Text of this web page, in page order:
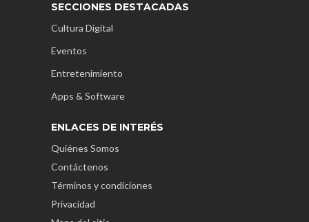
SECCIONES DESTACADAS
Cultura Digital
Eventos
Entretenimiento
Apps & Software
ENLACES DE INTERÉS
Quiénes Somos
Contáctenos
Términos y condiciones
Privacidad